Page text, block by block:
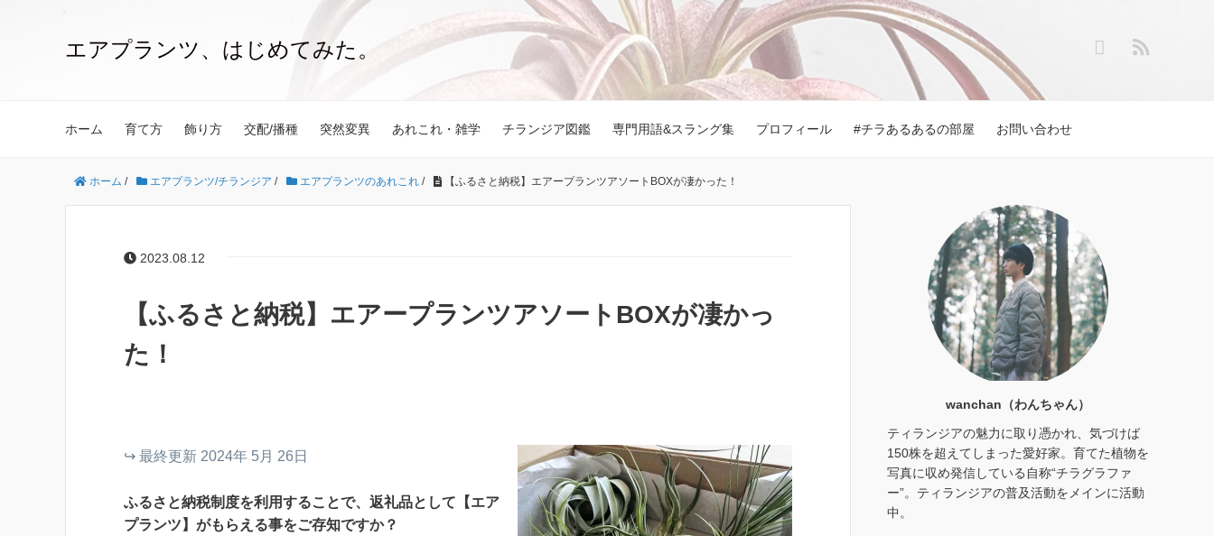
エアプランツ、はじめてみた。
ホーム 育て方 飾り方 交配/播種 突然変異 あれこれ・雑学 チランジア図鑑 専門用語&スラング集 プロフィール #チラあるあるの部屋 お問い合わせ
ホーム / エアプランツ/チランジア / エアプランツのあれこれ / 【ふるさと納税】エアープランツアソートBOXが凄かった！
2023.08.12
【ふるさと納税】エアープランツアソートBOXが凄かっ
た！
↪︎ 最終更新 2024年 5月 26日
ふるさと納税制度を利用することで、返礼品として【エア
プランツ】がもらえる事をご存知ですか？
wanchan（わんちゃん）
ティランジアの魅力に取り憑かれ、気づけば
150株を超えてしまった愛好家。育てた植物を
写真に収め発信している自称“チラグラファ
ー”。ティランジアの普及活動をメインに活動
中。